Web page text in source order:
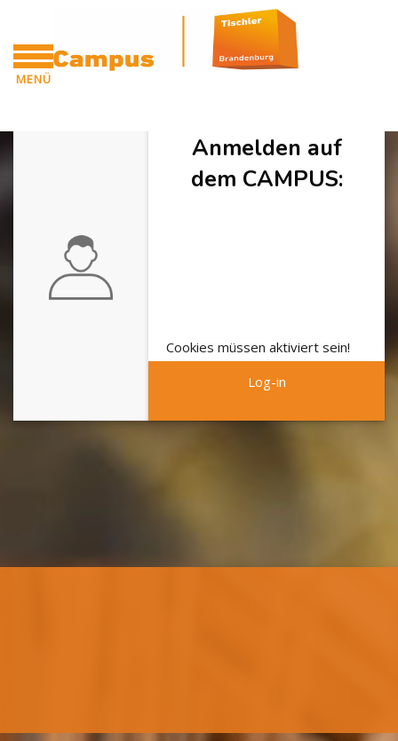
MENÜ
Zum Hauptinhalt
Anmelden auf
dem CAMPUS:
Cookies müssen aktiviert sein!
Log-in